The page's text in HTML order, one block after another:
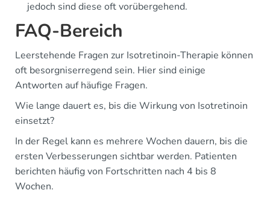
jedoch sind diese oft vorübergehend.
FAQ-Bereich
Leerstehende Fragen zur Isotretinoin-Therapie können
oft besorgniserregend sein. Hier sind einige
Antworten auf häufige Fragen.
Wie lange dauert es, bis die Wirkung von Isotretinoin
einsetzt?
In der Regel kann es mehrere Wochen dauern, bis die
ersten Verbesserungen sichtbar werden. Patienten
berichten häufig von Fortschritten nach 4 bis 8
Wochen.